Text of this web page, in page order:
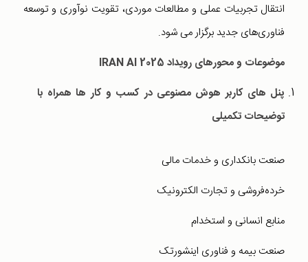
انتقال تجربیات عملی و مطالعات موردی، تقویت نوآوری و توسعه
فناوری‌های جدید برگزار می شود.
موضوعات و محورهای رویداد IRAN AI 2025
پنل های کاربر هوش مصنوعی در کسب و کار ها همراه با
توضیحات تکمیلی
صنعت بانکداری و خدمات مالی
خرده‌فروشی و تجارت الکترونیک
منابع انسانی و استخدام
صنعت بیمه و فناوری اینشورتک